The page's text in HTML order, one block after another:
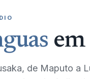
em
de Maputo a